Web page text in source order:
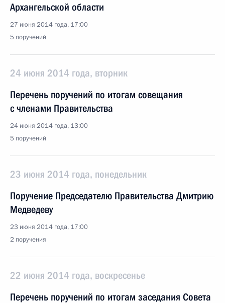
Архангельской области
27 июня 2014 года, 17:00
5 поручений
24 июня 2014 года, вторник
Перечень поручений по итогам совещания
с членами Правительства
24 июня 2014 года, 13:00
5 поручений
23 июня 2014 года, понедельник
Поручение Председателю Правительства Дмитрию
Медведеву
23 июня 2014 года, 17:00
2 поручения
22 июня 2014 года, воскресенье
Перечень поручений по итогам заседания Совета